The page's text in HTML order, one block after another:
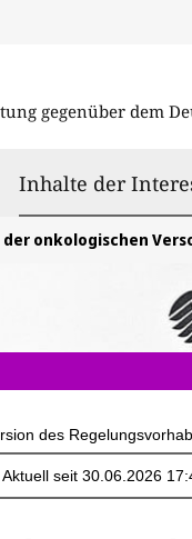
gegenüber dem
Inhalte der
Versorgung einschl.
des